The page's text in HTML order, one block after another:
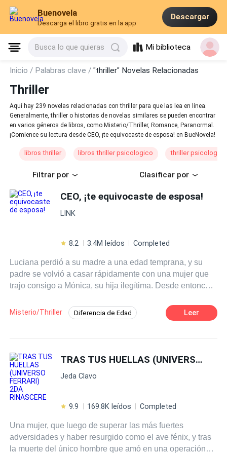
Buenovela
Descarga el libro gratis en la app
Descargar
Busca lo que quieras Mi biblioteca
Inicio / Palabras clave /"thriller" Novelas Relacionadas
Thriller
Aquí hay 239 novelas relacionadas con thriller para que las lea en línea.
Generalmente, thriller o historias de novelas similares se pueden encontrar
en varios géneros de libros, como Misterio/Thriller, Romance, Paranormal.
¡Comience su lectura desde CEO, ¡te equivocaste de esposa! en BueNovela!
libros thriller libros thriller psicologico thriller
Filtrar por Clasificar por
CEO, ¡te equivocaste de esposa!
LINK
8.2 3.4M leídos Completed
Luciana perdió a su madre a una edad temprana, y su
padre se volvió a casar rápidamente con una mujer que
trajo consigo a Mónica, su hija ilegítima. Desde entonces,
madrastra, quien no solo la maltrataba a ella, sino
también a Pedro, su hermano menor, quien sufre de
obligada a seguir las órdenes de su madrastra y sustituir
a Mónica para vender su cuerpo a un hombre
repugnante. Sin embargo, en su nerviosismo, Luciana se
equivoca de habitación y se encuentra con un hombre
que había sido drogado. En la oscuridad, ese hombre
de que ha encontrado a su amor destinada. Pero al día
siguiente, una serie de malentendidos lo lleva a confundir
a Luciana con otra persona, y le promete matrimonio a la
Misterio/Thriller Diferencia de Edad Leer
TRAS TUS HUELLAS (UNIVERSO FERRARI) 2DA RINASCERE
Jeda Clavo
9.9 169.8K leídos Completed
Una mujer, que luego de superar las más fuertes
adversidades y haber resurgido como el ave fénix, y tras
la muerte del único hombre que amó en una operación